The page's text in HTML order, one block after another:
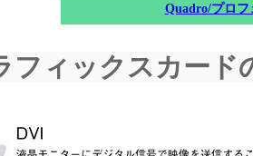
Quadro/プロフ
フィックスカード